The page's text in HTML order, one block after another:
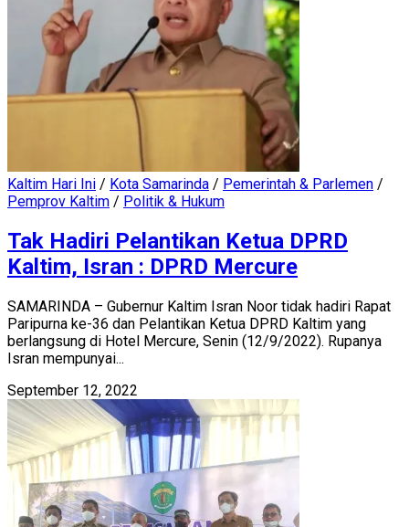
Kaltim Hari Ini / Kota Samarinda / Pemerintah & Parlemen /
Pemprov Kaltim / Politik & Hukum
Tak Hadiri Pelantikan Ketua DPRD
Kaltim, Isran : DPRD Mercure
SAMARINDA – Gubernur Kaltim Isran Noor tidak hadiri Rapat
Paripurna ke-36 dan Pelantikan Ketua DPRD Kaltim yang
berlangsung di Hotel Mercure, Senin (12/9/2022). Rupanya
Isran mempunyai...
September 12, 2022